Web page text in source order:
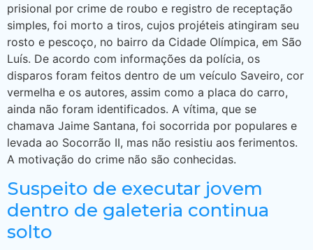
prisional por crime de roubo e registro de receptação
simples, foi morto a tiros, cujos projéteis atingiram seu
rosto e pescoço, no bairro da Cidade Olímpica, em São
Luís. De acordo com informações da polícia, os
disparos foram feitos dentro de um veículo Saveiro, cor
vermelha e os autores, assim como a placa do carro,
ainda não foram identificados. A vítima, que se
chamava Jaime Santana, foi socorrida por populares e
levada ao Socorrão II, mas não resistiu aos ferimentos.
A motivação do crime não são conhecidas.
Suspeito de executar jovem
dentro de galeteria continua
solto